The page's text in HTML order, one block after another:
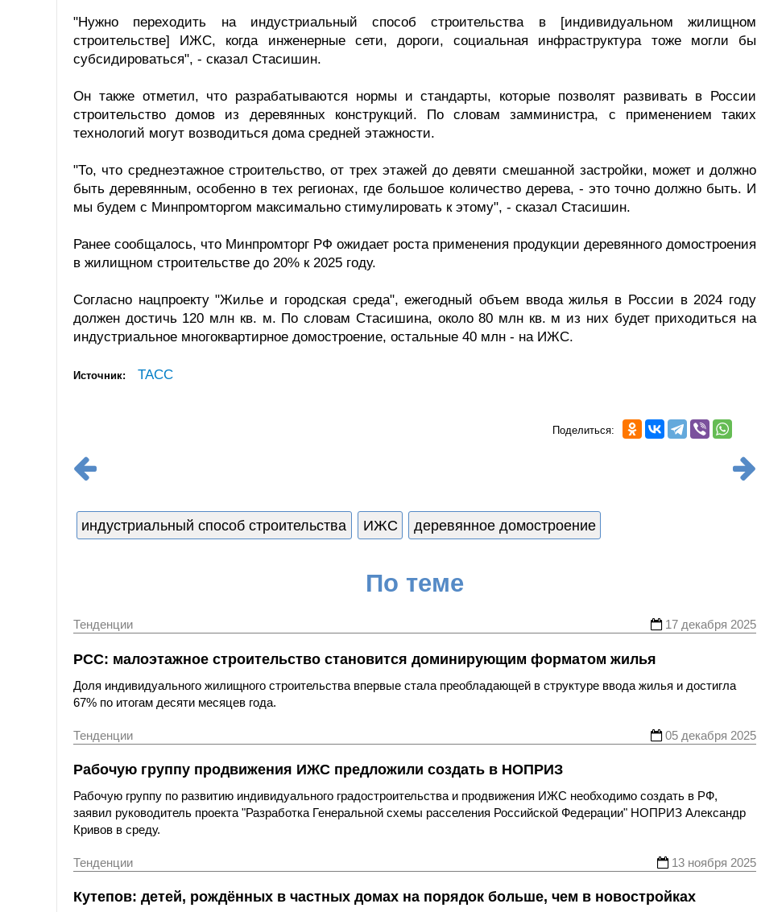
"Нужно переходить на индустриальный способ строительства в [индивидуальном жилищном
строительстве] ИЖС, когда инженерные сети, дороги, социальная инфраструктура тоже могли бы
субсидироваться", - сказал Стасишин.
Он также отметил, что разрабатываются нормы и стандарты, которые позволят развивать в России
строительство домов из деревянных конструкций. По словам замминистра, с применением таких
технологий могут возводиться дома средней этажности.
"То, что среднеэтажное строительство, от трех этажей до девяти смешанной застройки, может и должно
быть деревянным, особенно в тех регионах, где большое количество дерева, - это точно должно быть. И
мы будем с Минпромторгом максимально стимулировать к этому", - сказал Стасишин.
Ранее сообщалось, что Минпромторг РФ ожидает роста применения продукции деревянного домостроения
в жилищном строительстве до 20% к 2025 году.
Согласно нацпроекту "Жилье и городская среда", ежегодный объем ввода жилья в России в 2024 году
должен достичь 120 млн кв. м. По словам Стасишина, около 80 млн кв. м из них будет приходиться на
индустриальное многоквартирное домостроение, остальные 40 млн - на ИЖС.
Источник: ТАСС
Поделиться:
индустриальный способ строительства ИЖС деревянное домостроение
По теме
Тенденции 17 декабря 2025
РСС: малоэтажное строительство становится доминирующим форматом жилья
Доля индивидуального жилищного строительства впервые стала преобладающей в структуре ввода жилья и достигла
67% по итогам десяти месяцев года.
Тенденции 05 декабря 2025
Рабочую группу продвижения ИЖС предложили создать в НОПРИЗ
Рабочую группу по развитию индивидуального градостроительства и продвижения ИЖС необходимо создать в РФ,
заявил руководитель проекта "Разработка Генеральной схемы расселения Российской Федерации" НОПРИЗ Александр
Кривов в среду.
Тенденции 13 ноября 2025
Кутепов: детей, рождённых в частных домах на порядок больше, чем в новостройках